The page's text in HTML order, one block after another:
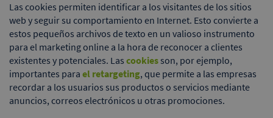
Las cookies permiten identificar a los visitantes de los sitios
web y seguir su comportamiento en Internet. Esto convierte a
estos pequeños archivos de texto en un valioso instrumento
para el marketing online a la hora de reconocer a clientes
existentes y potenciales. Las cookiesson, por ejemplo,
importantes para el retargeting, que permite a las empresas
recordar a los usuarios sus productos o servicios mediante
anuncios, correos electrónicos u otras promociones.